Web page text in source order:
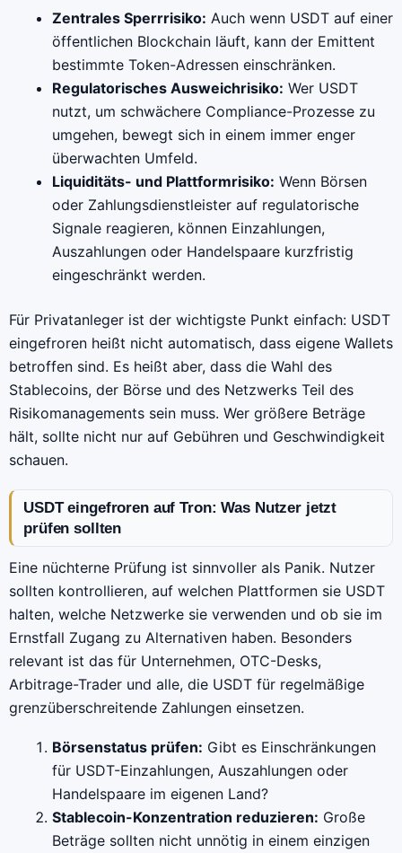
Zentrales Sperrrisiko: Auch wenn USDT auf einer
öffentlichen Blockchain läuft, kann der Emittent
bestimmte Token-Adressen einschränken.
Regulatorisches Ausweichrisiko: Wer USDT
nutzt, um schwächere Compliance-Prozesse zu
umgehen, bewegt sich in einem immer enger
überwachten Umfeld.
Liquiditäts- und Plattformrisiko: Wenn Börsen
oder Zahlungsdienstleister auf regulatorische
Signale reagieren, können Einzahlungen,
Auszahlungen oder Handelspaare kurzfristig
eingeschränkt werden.
Für Privatanleger ist der wichtigste Punkt einfach: USDT
eingefroren heißt nicht automatisch, dass eigene Wallets
betroffen sind. Es heißt aber, dass die Wahl des
Stablecoins, der Börse und des Netzwerks Teil des
Risikomanagements sein muss. Wer größere Beträge
hält, sollte nicht nur auf Gebühren und Geschwindigkeit
schauen.
USDT eingefroren auf Tron: Was Nutzer jetzt
prüfen sollten
Eine nüchterne Prüfung ist sinnvoller als Panik. Nutzer
sollten kontrollieren, auf welchen Plattformen sie USDT
halten, welche Netzwerke sie verwenden und ob sie im
Ernstfall Zugang zu Alternativen haben. Besonders
relevant ist das für Unternehmen, OTC-Desks,
Arbitrage-Trader und alle, die USDT für regelmäßige
grenzüberschreitende Zahlungen einsetzen.
Börsenstatus prüfen: Gibt es Einschränkungen
für USDT-Einzahlungen, Auszahlungen oder
Handelspaare im eigenen Land?
Stablecoin-Konzentration reduzieren: Große
Beträge sollten nicht unnötig in einem einzigen